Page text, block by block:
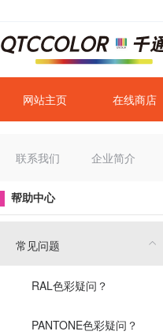
网站主页 在线商店
联系我们 企业简介
帮助中心
常见问题
RAL色彩疑问？
PANTONE色彩疑问？